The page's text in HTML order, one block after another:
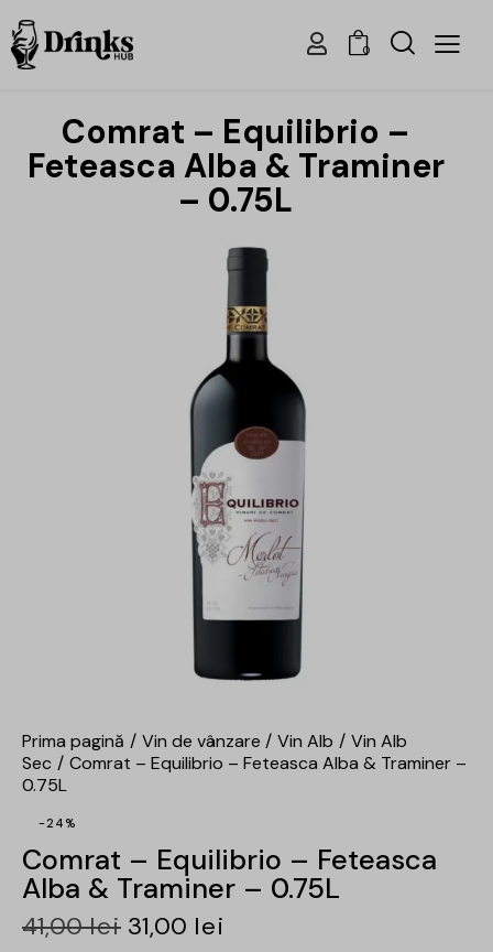
0
Comrat – Equilibrio –
Feteasca Alba & Traminer
– 0.75L
Prima pagină Vin de vânzare Vin Alb
Vin Alb
Sec
Comrat – Equilibrio – Feteasca Alba & Traminer –
0.75L
-24%
Comrat – Equilibrio – Feteasca
Alba & Traminer – 0.75L
41,00lei 31,00 lei